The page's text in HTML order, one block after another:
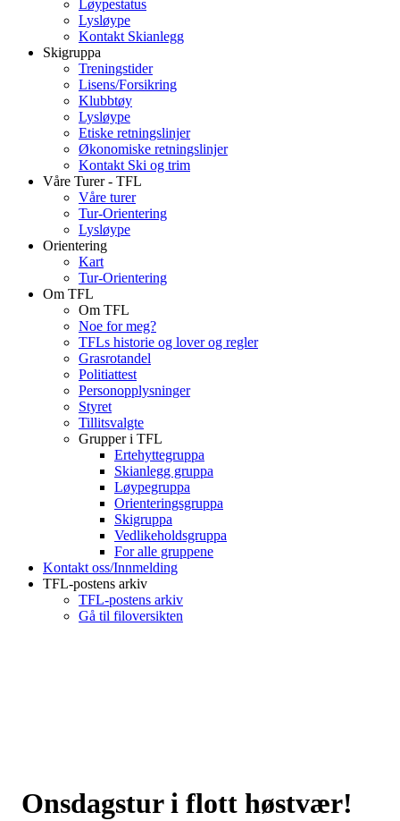
Løypestatus
Lysløype
Kontakt Skianlegg
Skigruppa
Treningstider
Lisens/Forsikring
Klubbtøy
Lysløype
Etiske retningslinjer
Økonomiske retningslinjer
Kontakt Ski og trim
Våre Turer - TFL
Våre turer
Tur-Orientering
Lysløype
Orientering
Kart
Tur-Orientering
Om TFL
Om TFL
Noe for meg?
TFLs historie og lover og regler
Grasrotandel
Politiattest
Personopplysninger
Styret
Tillitsvalgte
Grupper i TFL
Ertehyttegruppa
Skianlegg gruppa
Løypegruppa
Orienteringsgruppa
Skigruppa
Vedlikeholdsgruppa
For alle gruppene
Kontakt oss/Innmelding
TFL-postens arkiv
TFL-postens arkiv
Gå til filoversikten
Onsdagstur i flott høstvær!